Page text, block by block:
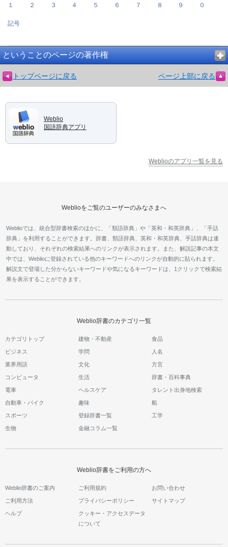
１ ２ ３ ４ ５ ６ ７ ８ ９ ０
記号
ということのページの著作権
トップページに戻る ページ上部に戻る
Weblio
国語辞典アプリ
Weblioのアプリ一覧を見る
Weblioをご覧のユーザーのみなさまへ
Weblioでは、統合型辞書検索のほかに、「類語辞典」や「英和・和英辞典」、「手話
辞典」を利用することができます。辞書、類語辞典、英和・和英辞典、手話辞典は連
動しており、それぞれの検索結果へのリンクが表示されます。また、解説記事の本文
中では、Weblioに登録されている他のキーワードへのリンクが自動的に貼られます。
解説文で登場した分からないキーワードや気になるキーワードは、1クリックで検索結
果を表示することができます。
Weblio辞書のカテゴリ一覧
カテゴリトップ 建物・不動産 食品
ビジネス 学問 人名
業界用語 文化 方言
コンピュータ 生活 辞書・百科事典
電車 ヘルスケア タレント出身地検索
自動車・バイク 趣味 船
スポーツ 登録辞書一覧 工学
生物 金融コラム一覧
Weblio辞書をご利用の方へ
Weblio辞書のご案内 ご利用規約 お問い合わせ
ご利用方法 プライバシーポリシー サイトマップ
ヘルプ
クッキー・アクセスデータ
について